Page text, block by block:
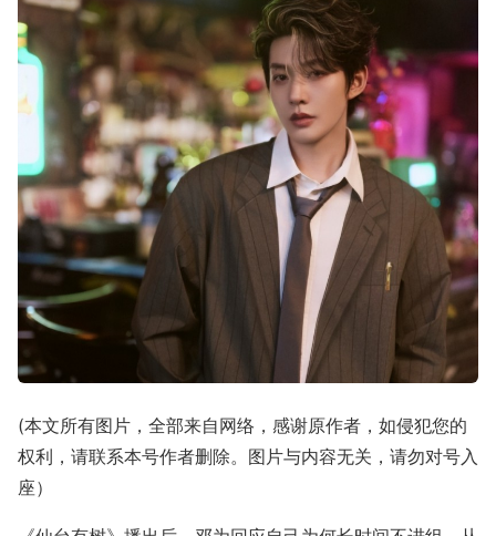
(本文所有图片，全部来自网络，感谢原作者，如侵犯您的
权利，请联系本号作者删除。图片与内容无关，请勿对号入
座）